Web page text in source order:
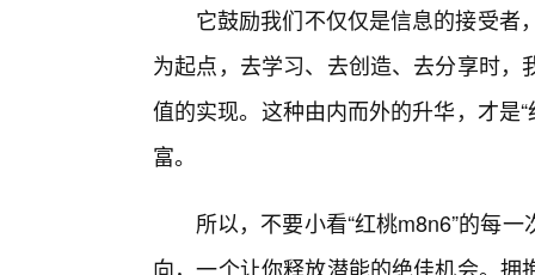
它鼓励我们不仅仅是信息的接受者
为起点，去学习、去创造、去分享时
值的实现。这种由内而外的升华，才是
富。
所以，不要小看“红桃m8n6”的每
向，一个让你释放潜能的绝佳机会。